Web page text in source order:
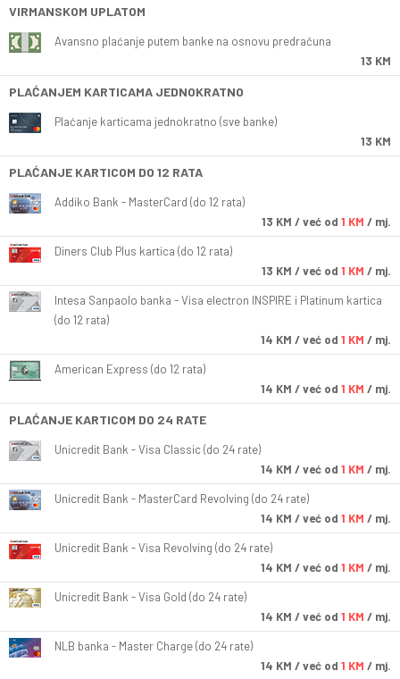
VIRMANSKOM UPLATOM
Avansno plaćanje putem banke na osnovu predračuna
13 KM
PLAĆANJEM KARTICAMA JEDNOKRATNO
Plaćanje karticama jednokratno (sve banke)
13 KM
PLAĆANJE KARTICOM DO 12 RATA
Addiko Bank - MasterCard (do 12 rata)
13 KM / već od 1 KM / mj.
Diners Club Plus kartica (do 12 rata)
13 KM / već od 1 KM / mj.
Intesa Sanpaolo banka - Visa electron INSPIRE i Platinum kartica
(do 12 rata)
14 KM / već od 1 KM / mj.
American Express (do 12 rata)
14 KM / već od 1 KM / mj.
PLAĆANJE KARTICOM DO 24 RATE
Unicredit Bank - Visa Classic (do 24 rate)
14 KM / već od 1 KM / mj.
Unicredit Bank - MasterCard Revolving (do 24 rate)
14 KM / već od 1 KM / mj.
Unicredit Bank - Visa Revolving (do 24 rate)
14 KM / već od 1 KM / mj.
Unicredit Bank - Visa Gold (do 24 rate)
14 KM / već od 1 KM / mj.
NLB banka - Master Charge (do 24 rate)
14 KM / već od 1 KM / mj.